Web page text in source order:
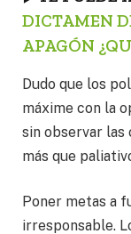
DICTAMEN
APAGÓN
Dudo que los
máxime con la
sin observar las
más que
Poner metas a
irresponsable.